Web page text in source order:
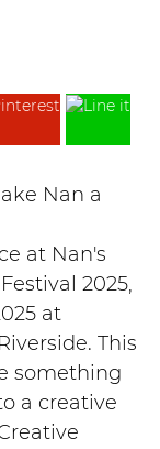
Nan a
at Nan's
2025,
at
This
something
a creative